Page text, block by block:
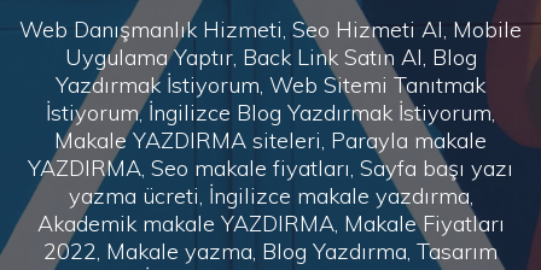
Web Danışmanlık Hizmeti, Seo Hizmeti Al, Mobile
Uygulama Yaptır, Back Link Satın Al, Blog
Yazdırmak İstiyorum, Web Sitemi Tanıtmak
İstiyorum, İngilizce Blog Yazdırmak İstiyorum,
Makale YAZDIRMA siteleri, Parayla makale
YAZDIRMA, Seo makale fiyatları, Sayfa başı yazı
yazma ücreti, İngilizce makale yazdırma,
Akademik makale YAZDIRMA, Makale Fiyatları
2022, Makale yazma, Blog Yazdırma, Tasarım